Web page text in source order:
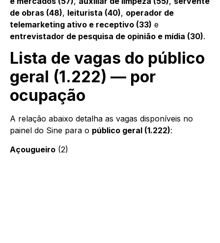
de obras (48), leiturista (40), operador de
telemarketing ativo e receptivo (33) e
entrevistador de pesquisa de opinião e mídia (30).
Lista de vagas do público
geral (1.222) — por
ocupação
A relação abaixo detalha as vagas disponíveis no
painel do Sine para o público geral (1.222):
Açougueiro (2)